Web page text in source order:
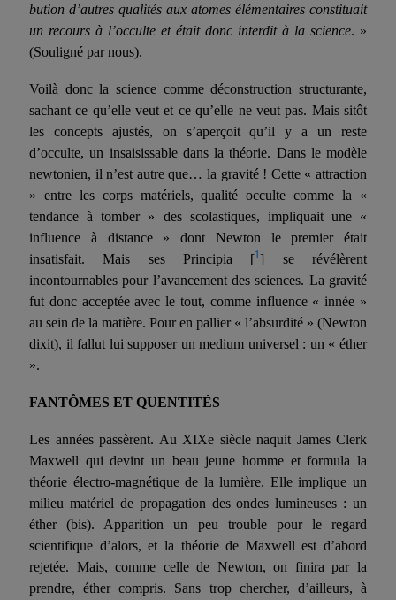
bution d’autres qualités aux atomes élémentaires constituait
un recours à l’occulte et était donc interdit à la science. »
(Souligné par nous).
Voilà donc la science comme déconstruction structurante,
sachant ce qu’elle veut et ce qu’elle ne veut pas. Mais sitôt
les concepts ajustés, on s’aperçoit qu’il y a un reste
d’occulte, un insaisissable dans la théorie. Dans le modèle
newtonien, il n’est autre que… la gravité ! Cette « attraction
» entre les corps matériels, qualité occulte comme la «
tendance à tomber » des scolastiques, impliquait une «
influence à distance » dont Newton le premier était
insatisfait. Mais ses Principia [1] se révélèrent
incontournables pour l’avancement des sciences. La gravité
fut donc acceptée avec le tout, comme influence « innée »
au sein de la matière. Pour en pallier « l’absurdité » (New­ton
dixit), il fallut lui supposer un medium universel : un « éther
».
FANTÔMES ET QUENTITÉS
Les années passèrent. Au XIXe siècle naquit James Clerk
Maxwell qui devint un beau jeune homme et formula la
théorie électro-magnétique de la lumière. Elle implique un
milieu matériel de propagation des ondes lumineuses : un
éther (bis). Apparition un peu trouble pour le regard
scientifique d’alors, et la théorie de Maxwell est d’abord
rejetée. Mais, comme celle de Newton, on finira par la
prendre, éther compris. Sans trop chercher, d’ailleurs, à